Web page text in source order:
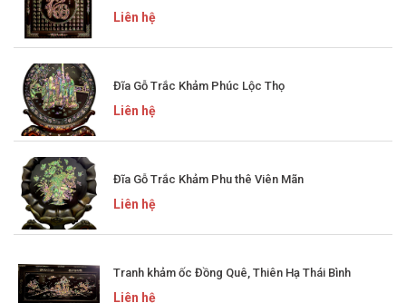
Liên hệ
Đĩa Gỗ Trắc Khảm Phúc Lộc Thọ
Liên hệ
Đĩa Gỗ Trắc Khảm Phu thê Viên Mãn
Liên hệ
Tranh khảm ốc Đồng Quê, Thiên Hạ Thái Bình
Liên hệ